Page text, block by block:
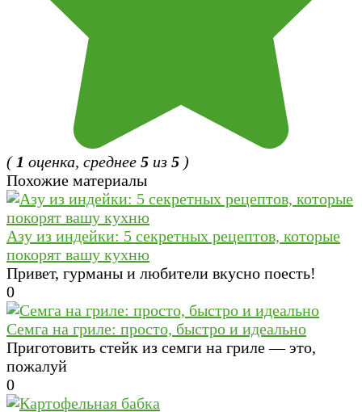
( 1 оценка, среднее 5 из 5 )
Похожие материалы
Азу из индейки: 5 секретных рецептов, которые
покорят вашу кухню
Привет, гурманы и любители вкусно поесть!
0
Семга на гриле: просто, быстро и идеально
Приготовить стейк из семги на гриле — это,
пожалуй
0